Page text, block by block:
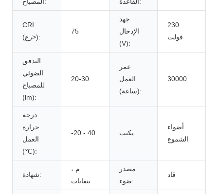
CRI
(رع>):
75
جهد
الإدخال
(V):
230
فولت
التدفق
الضوئي
للمصباح
(lm):
20-30
عمر
العمل
(ساعة):
30000
درجة
حرارة
العمل
(℃):
-20 - 40 يكتب:
أضواء
الشموع
شهادة:
م ،
بنفايات
مصدر
ضوء:
قاد